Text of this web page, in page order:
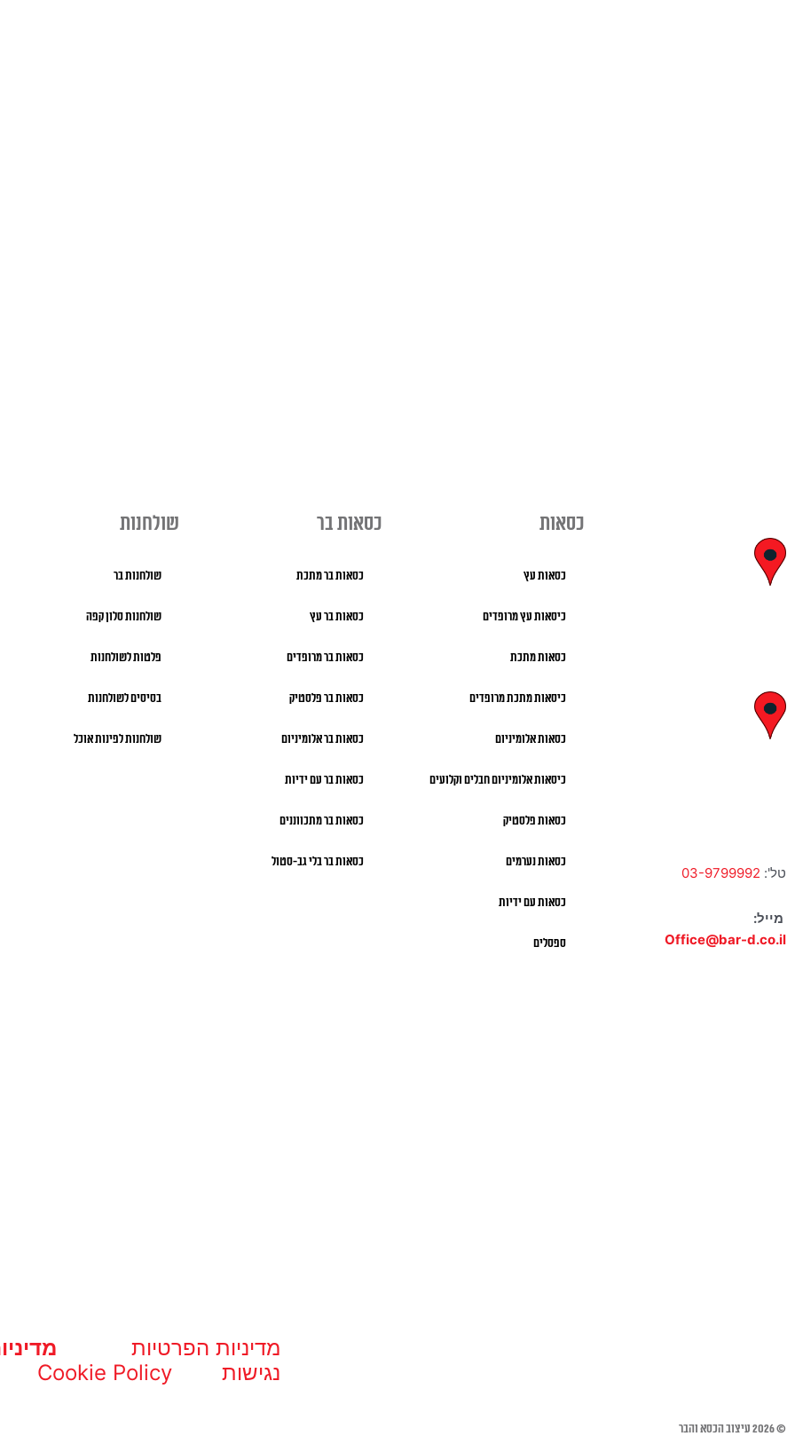
טל': 03-9799992
מייל:
Office@bar-d.co.il
כסאות
כסאות עץ
כיסאות עץ מרופדים
כסאות מתכת
כיסאות מתכת מרופדים
כסאות אלומיניום
כיסאות אלומיניום חבלים וקלועים
כסאות פלסטיק
כסאות נערמים
כסאות עם ידיות
ספסלים
כסאות בר
כסאות בר מתכת
כסאות בר עץ
כסאות בר מרופדים
כסאות בר פלסטיק
כסאות בר אלומיניום
כסאות בר עם ידיות
כסאות בר מתכווננים
כסאות בר בלי גב-סטול
שולחנות
שולחנות בר
שולחנות סלון קפה
פלטות לשולחנות
בסיסים לשולחנות
שולחנות לפינות אוכל
מדיניות הפרטיות
נגישות
Cookie Policy
© 2026 עיצוב הכסא והבר